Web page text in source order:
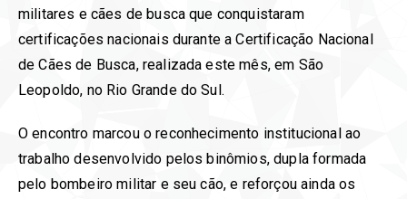
militares e cães de busca que conquistaram
certificações nacionais durante a Certificação Nacional
de Cães de Busca, realizada este mês, em São
Leopoldo, no Rio Grande do Sul.
O encontro marcou o reconhecimento institucional ao
trabalho desenvolvido pelos binômios, dupla formada
pelo bombeiro militar e seu cão, e reforçou ainda os